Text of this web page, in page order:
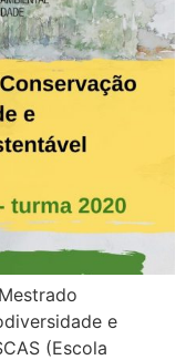
e
(Escola